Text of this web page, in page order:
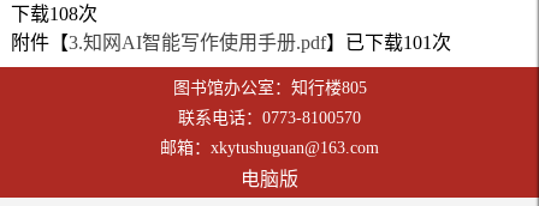
下载108次
附件【3.知网AI智能写作使用手册.pdf】已下载101 次
图书馆办公室：知行楼805
联系电话：0773-8100570
邮箱：xkytushuguan@163.com
电脑版